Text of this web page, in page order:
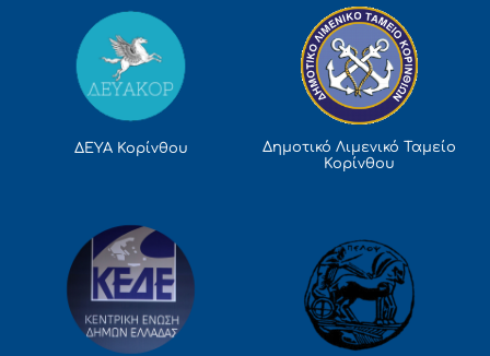
ΔΕΥΑ Κορίνθου
Δημοτικό Λιμενικό Ταμείο
Κορίνθου